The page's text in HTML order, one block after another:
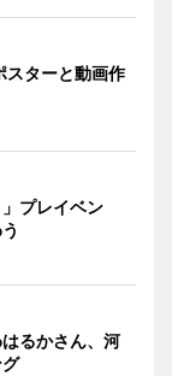
スターと動画作
プレイベン
るかさん、河